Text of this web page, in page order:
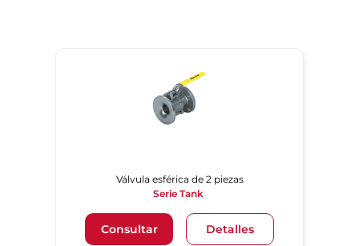
Válvula esférica de 2 piezas
Serie Tank
Consultar Detalles